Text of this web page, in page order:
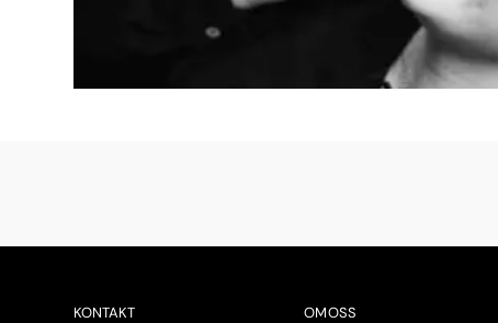
KONTAKT OM OSS